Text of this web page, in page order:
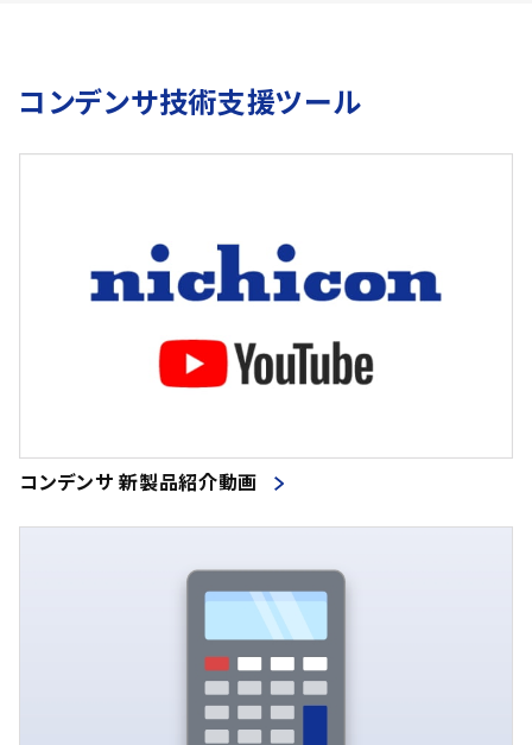
コンデンサ技術支援ツール
コンデンサ 新製品紹介動画